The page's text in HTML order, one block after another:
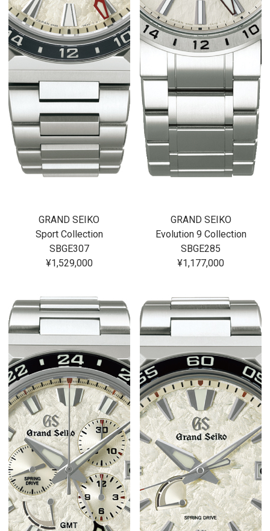
GRAND SEIKO
Sport Collection
SBGE307
¥1,529,000
GRAND SEIKO
Evolution 9 Collection
SBGE285
¥1,177,000